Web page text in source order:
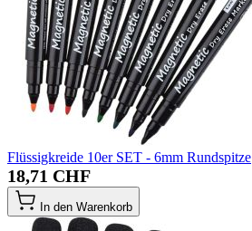
Flüssigkreide 10er SET - 6mm Rundspitze
18,71 CHF
In den Warenkorb